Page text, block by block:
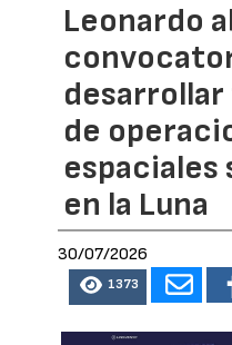
Leonardo
de
espaciales
en la Luna
30/07/2026
1373